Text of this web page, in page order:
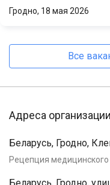
Гродно, 18 мая 2026
Все
Адреса организации
Беларусь, Гродно,
Рецепция